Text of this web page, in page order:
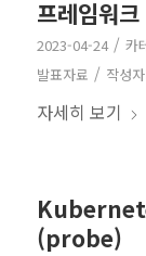
프레임워크
2023-04-24 / 카
발표자료 / 작성
자세히 보기
(probe)